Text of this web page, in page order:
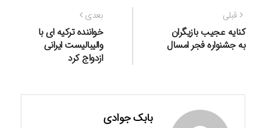
راهبری
نوشته
قبلی
قبلی:
کنایه عجیب بازیگران
به جشنواره فجر امسال
بعدی
بعدی:
خواننده ترکیه ای با
والیبالیست ایرانی
ازدواج کرد
بابک جوادی